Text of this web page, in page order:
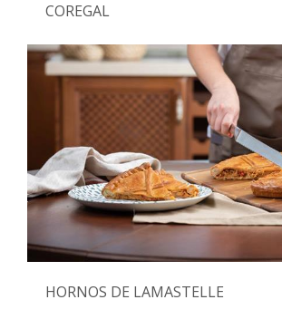
COREGAL
HORNOS DE LAMASTELLE